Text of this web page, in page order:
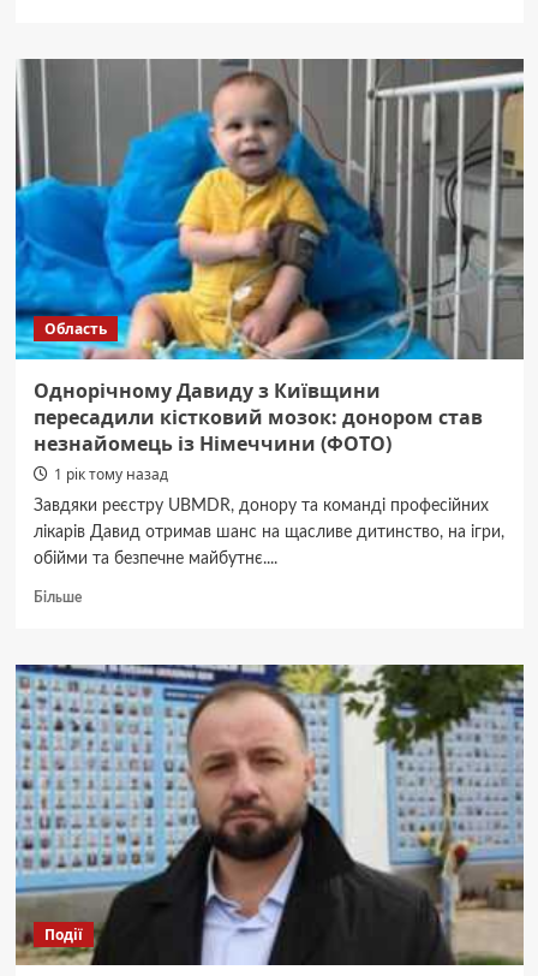
вручили
шахрайство
Київради
Область
Однорічному Давиду з Київщини
пересадили кістковий мозок: донором став
незнайомець із Німеччини (ФОТО)
1 рік тому назад
Завдяки реєстру UBMDR, донору та команді професійних
лікарів Давид отримав шанс на щасливе дитинство, на ігри,
обійми та безпечне майбутнє....
БільшеДокладніше
Давиду
з
Київщини
пересадили
кістковий
мозок:
донором
став
незнайомець
із
Німеччини
(ФОТО)
Події